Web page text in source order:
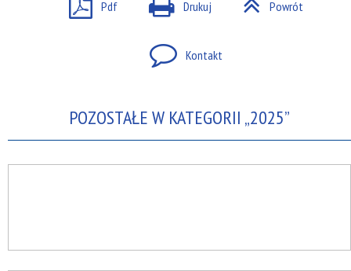
Pdf Drukuj Powrót
Kontakt
POZOSTAŁE W KATEGORII „2025”